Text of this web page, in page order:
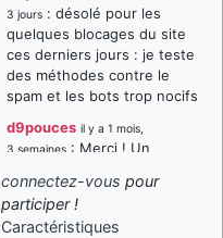
3 jours : désolé pour les
quelques blocages du site
ces derniers jours : je teste
des méthodes contre le
spam et les bots trop nocifs
d9pouces il y a 1 mois,
3 semaines : Merci ! Un
paxwax il y a 1 mois, 3 semaines
Super, la nouvelle bannière
connectez-vous pour
participer !
Caractéristiques